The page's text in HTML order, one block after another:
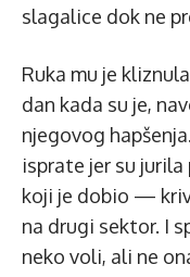
slagalice dok ne
Ruka mu je
dan kada su je,
njegovog
isprate jer su
koji je dobio —
na drugi sektor. I
neko voli, ali ne